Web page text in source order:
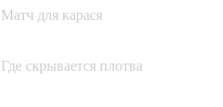
Матч для карася
Где скрывается плотва